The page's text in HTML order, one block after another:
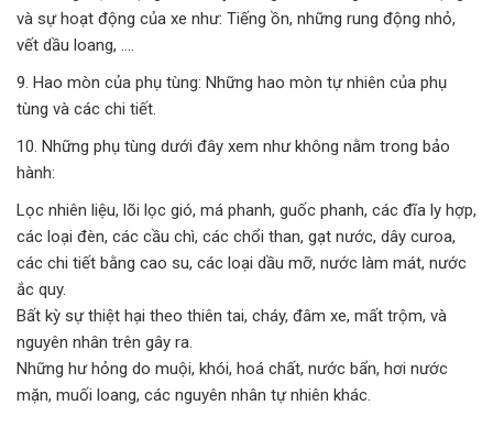
và sự hoạt động của xe như: Tiếng ồn, những rung động nhỏ,
vết dầu loang, ….
9. Hao mòn của phụ tùng: Những hao mòn tự nhiên của phụ
tùng và các chi tiết.
10. Những phụ tùng dưới đây xem như không nằm trong bảo
hành:
Lọc nhiên liệu, lõi lọc gió, má phanh, guốc phanh, các đĩa ly hợp,
các loại đèn, các cầu chì, các chổi than, gạt nước, dây curoa,
các chi tiết bằng cao su, các loại dầu mỡ, nước làm mát, nước
ắc quy.
Bất kỳ sự thiệt hại theo thiên tai, cháy, đâm xe, mất trộm, và
nguyên nhân trên gây ra.
Những hư hỏng do muội, khói, hoá chất, nước bẩn, hơi nước
mặn, muối loang, các nguyên nhân tự nhiên khác.